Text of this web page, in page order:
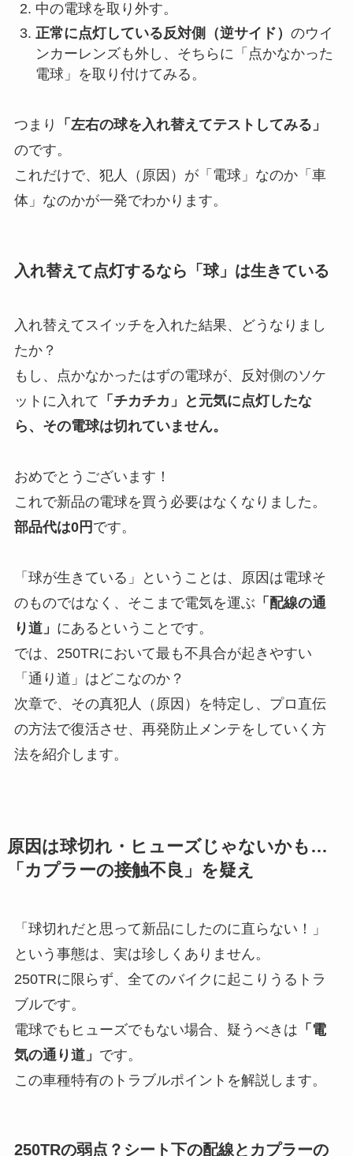
中の電球を取り外す。
正常に点灯している反対側（逆サイド） のウイ
ンカーレンズも外し、そちらに「点かなかった
電球」を取り付けてみる。
つまり
「左右の球を入れ替えてテストしてみる」
のです。
これだけで、犯人（原因）が「電球」なのか「車
体」なのかが一発でわかります。
入れ替えて点灯するなら「球」は生きている
入れ替えてスイッチを入れた結果、どうなりまし
たか？
もし、点かなかったはずの電球が、反対側のソケ
ットに入れて 「チカチカ」と元気に点灯したな
ら、その電球は切れていません。
おめでとうございます！
これで新品の電球を買う必要はなくなりました。
部品代は0円 です。
「球が生きている」ということは、原因は電球そ
のものではなく、そこまで電気を運ぶ 「配線の通
り道」 にあるということです。
では、250TRにおいて最も不具合が起きやすい
「通り道」はどこなのか？
次章で、その真犯人（原因）を特定し、プロ直伝
の方法で復活させ、再発防止メンテをしていく方
法を紹介します。
原因は球切れ・ヒューズじゃないかも…
「カプラーの接触不良」を疑え
「球切れだと思って新品にしたのに直らない！」
という事態は、実は珍しくありません。
250TRに限らず、全てのバイクに起こりうるトラ
ブルです。
電球でもヒューズでもない場合、疑うべきは 「電
気の通り道」 です。
この車種特有のトラブルポイントを解説します。
250TRの弱点？シート下の配線とカプラーの